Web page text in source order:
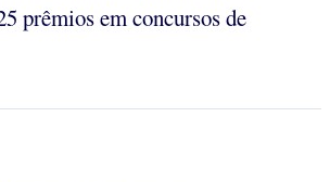
prêmios em concursos de